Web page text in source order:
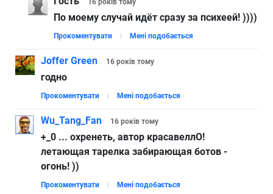
16 років тому
По моему случай идёт сразу за психеей! ))))
Прокоментувати Мені подобається
Joffer Green 16 років тому
годно
Прокоментувати Мені подобається
Wu_Tang_Fan 16 років тому
+_0 ... охренеть, автор красавеллО!
летающая тарелка забирающая ботов -
огонь! ))
Прокоментувати Мені подобається